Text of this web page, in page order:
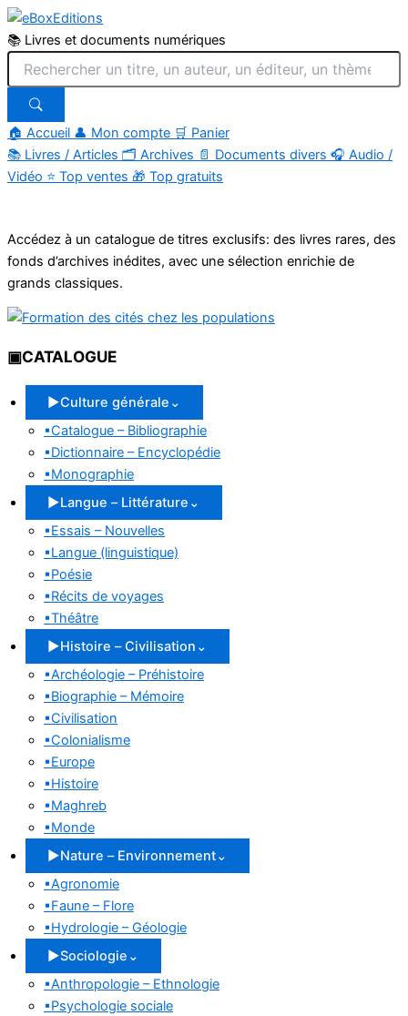
📚 Livres et documents numériques
🏠 Accueil 👤 Mon compte 🛒 Panier
📚 Livres / Articles 🗂 Archives 📄 Documents divers 🎧 Audio /
Vidéo ⭐ Top ventes 🎁 Top gratuits
contenu
Accédez à un catalogue de titres exclusifs: des livres rares, des
fonds d’archives inédites, avec une sélection enrichie de
grands classiques.
▣CATALOGUE
▶Culture générale ⌄
▪Catalogue – Bibliographie
▪Dictionnaire – Encyclopédie
▪Monographie
▶Langue – Littérature ⌄
▪Essais – Nouvelles
▪Langue (linguistique)
▪Poésie
▪Récits de voyages
▪Théâtre
▶Histoire – Civilisation ⌄
▪Archéologie – Préhistoire
▪Biographie – Mémoire
▪Civilisation
▪Colonialisme
▪Europe
▪Histoire
▪Maghreb
▪Monde
▶Nature – Environnement⌄
▪Agronomie
▪Faune – Flore
▪Hydrologie – Géologie
▶Sociologie ⌄
▪Anthropologie – Ethnologie
▪Psychologie sociale